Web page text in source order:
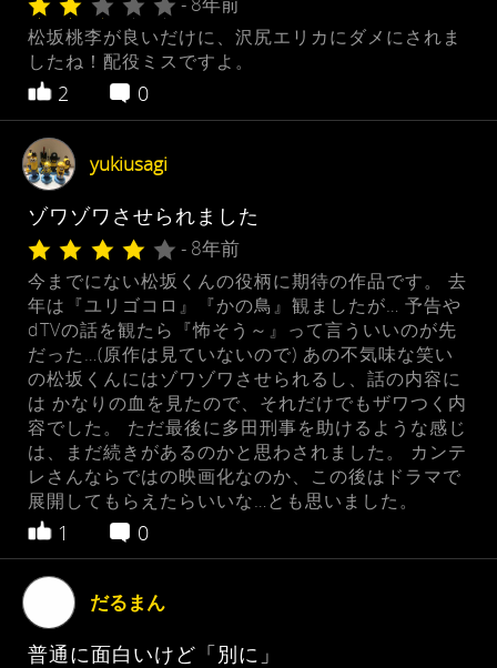
松坂桃李が良いだけに、沢尻エリカにダメにされま
したね！配役ミスですよ。
2 0
yukiusagi
ゾワゾワさせられました
- 8年前
今までにない松坂くんの役柄に期待の作品です。 去
年は『ユリゴコロ』『かの鳥』観ましたが… 予告や
dTVの話を観たら『怖そう～』って言ういいのが先
だった…(原作は見ていないので) あの不気味な笑い
の松坂くんにはゾワゾワさせられるし、話の内容に
は かなりの血を見たので、それだけでもザワつく内
容でした。 ただ最後に多田刑事を助けるような感じ
は、まだ続きがあるのかと思わされました。 カンテ
レさんならではの映画化なのか、この後はドラマで
展開してもらえたらいいな…とも思いました。
1 0
だるまん
普通に面白いけど「別に」